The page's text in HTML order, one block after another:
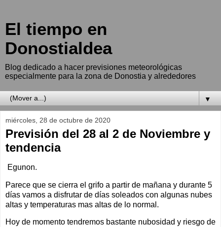
El tiempo en
Donostialdea
Blog dedicado a hacer previsiones meteorológicas
especialmente para la zona de Donostia y alrededores
▼
miércoles, 28 de octubre de 2020
Previsión del 28 al 2 de Noviembre y
tendencia
Egunon.
Parece que se cierra el grifo a partir de mañana y durante 5
días vamos a disfrutar de días soleados con algunas nubes
altas y temperaturas mas altas de lo normal.
Hoy de momento tendremos bastante nubosidad y riesgo de